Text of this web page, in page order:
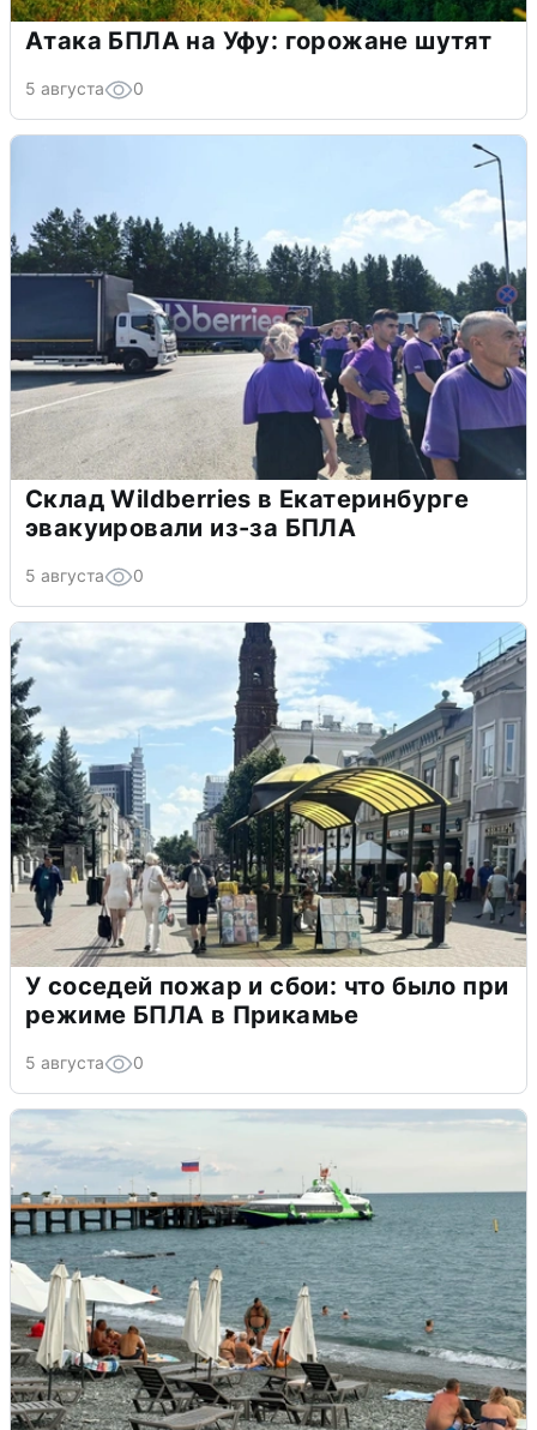
Атака БПЛА на Уфу: горожане шутят
5 августа 0
Склад Wildberries в Екатеринбурге
эвакуировали из-за БПЛА
5 августа 0
У соседей пожар и сбои: что было при
режиме БПЛА в Прикамье
5 августа 0